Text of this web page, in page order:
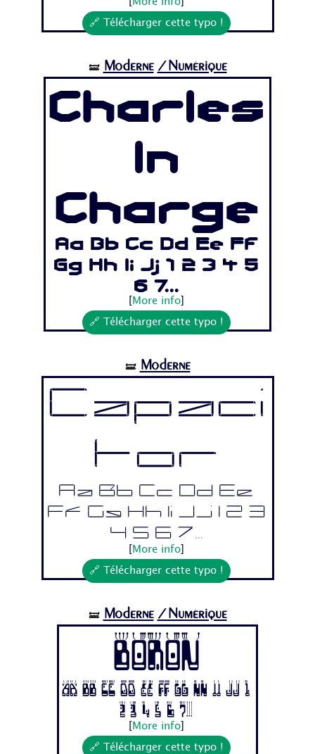
More info]
🔗 Télécharger cette typo !
🝛 Moderne /Numérique
Charles
In
Charge
Aa Bb Cc Dd Ee Ff
Gg Hh Ii Jj 1 2 3 4 5
6 7...
More info]
🔗 Télécharger cette typo !
🝛 Moderne
Capaci
tor
Aa Bb Cc Dd Ee
Ff Gg Hh Ii Jj 1 2 3
4 5 6 7...
More info]
🔗 Télécharger cette typo !
🝛 Moderne /Numérique
Boron
Aa Bb Cc Dd Ee Ff Gg Hh Ii Jj 1
2 3 4 5 6 7...
More info]
🔗 Télécharger cette typo !